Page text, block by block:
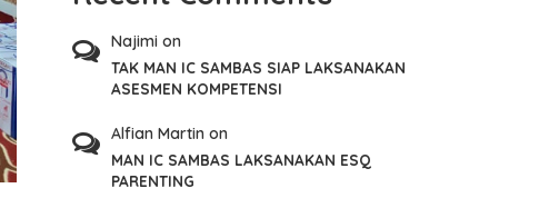
Najimi on
TAK MAN IC SAMBAS SIAP LAKSANAKAN
ASESMEN KOMPETENSI
Alfian Martin on
MAN IC SAMBAS LAKSANAKAN ESQ
PARENTING